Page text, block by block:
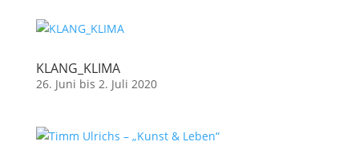
KLANG_KLIMA
26. Juni bis 2. Juli 2020